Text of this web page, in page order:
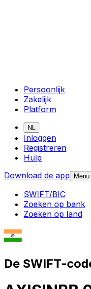
Persoonlijk
Zakelijk
Platform
NL
Inloggen
Registreren
Hulp
Download de app
SWIFT/BIC
Zoeken op bank
Zoeken op land
De SWIFT-